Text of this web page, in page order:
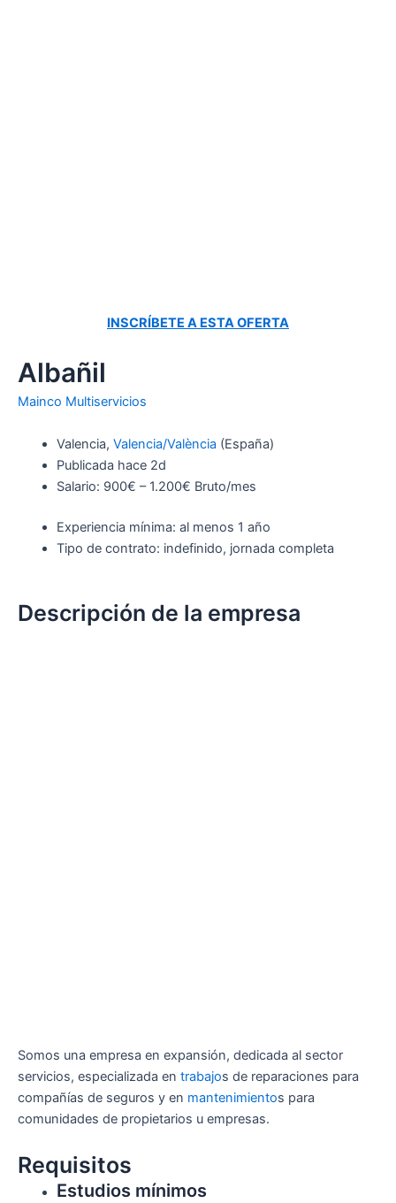
INSCRÍBETE A ESTA OFERTA
Albañil
Mainco Multiservicios
Valencia, Valencia/València (España)
Publicada hace 2d
Salario: 900€ – 1.200€ Bruto/mes
Experiencia mínima: al menos 1 año
Tipo de contrato: indefinido, jornada completa
Descripción de la empresa
Somos una empresa en expansión, dedicada al sector
servicios, especializada en trabajos de reparaciones para
compañías de seguros y en mantenimientos para
comunidades de propietarios u empresas.
Requisitos
Estudios mínimos